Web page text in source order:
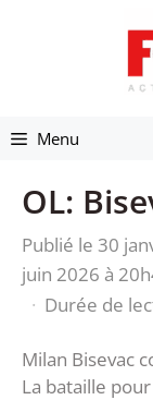
Menu
OL:
Publié le 30
juin 2026 à
· Durée de
Milan Bisevac
La bataille